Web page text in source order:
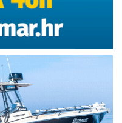
motora od 85 kw
331 kW